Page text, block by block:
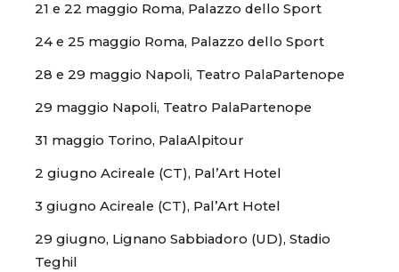
21 e 22 maggio Roma, Palazzo dello Sport
24 e 25 maggio Roma, Palazzo dello Sport
28 e 29 maggio Napoli, Teatro PalaPartenope
29 maggio Napoli, Teatro PalaPartenope
31 maggio Torino, PalaAlpitour
2 giugno Acireale (CT), Pal’Art Hotel
3 giugno Acireale (CT), Pal’Art Hotel
29 giugno, Lignano Sabbiadoro (UD), Stadio
Teghil